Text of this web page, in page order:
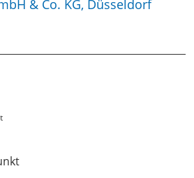
& Co. KG, Düsseldorf